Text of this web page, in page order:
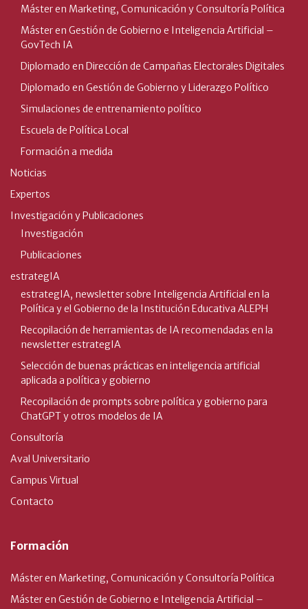
Máster en Marketing, Comunicación y Consultoría Política
Máster en Gestión de Gobierno e Inteligencia Artificial –
GovTech IA
Diplomado en Dirección de Campañas Electorales Digitales
Diplomado en Gestión de Gobierno y Liderazgo Político
Simulaciones de entrenamiento político
Escuela de Política Local
Formación a medida
Noticias
Expertos
Investigación y Publicaciones
Investigación
Publicaciones
estrategIA
estrategIA, newsletter sobre Inteligencia Artificial en la
Política y el Gobierno de la Institución Educativa ALEPH
Recopilación de herramientas de IA recomendadas en la
newsletter estrategIA
Selección de buenas prácticas en inteligencia artificial
aplicada a política y gobierno
Recopilación de prompts sobre política y gobierno para
ChatGPT y otros modelos de IA
Consultoría
Aval Universitario
Campus Virtual
Contacto
Formación
Máster en Marketing, Comunicación y Consultoría Política
Máster en Gestión de Gobierno e Inteligencia Artificial –